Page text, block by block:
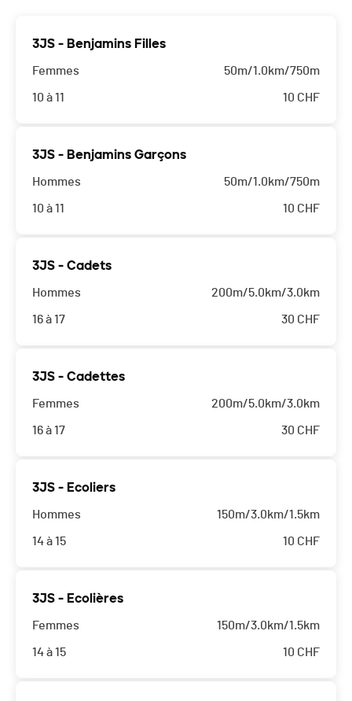
3JS - Benjamins Filles
Femmes
10 à 11
50m/1.0km/750m
10 CHF
3JS - Benjamins Garçons
Hommes
10 à 11
50m/1.0km/750m
10 CHF
3JS - Cadets
Hommes
16 à 17
200m/5.0km/3.0km
30 CHF
3JS - Cadettes
Femmes
16 à 17
200m/5.0km/3.0km
30 CHF
3JS - Ecoliers
Hommes
14 à 15
150m/3.0km/1.5km
10 CHF
3JS - Ecolières
Femmes
14 à 15
150m/3.0km/1.5km
10 CHF